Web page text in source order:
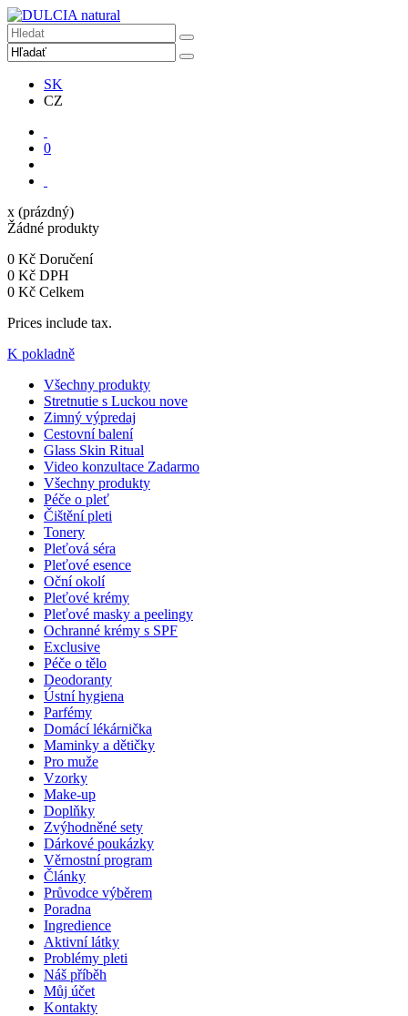
SK
CZ
0
x (prázdný)
Žádné produkty
0 Kč Doručení
0 Kč DPH
0 Kč Celkem
Prices include tax.
K pokladně
Všechny produkty
Stretnutie s Luckou nove
Zimný výpredaj
Cestovní balení
Glass Skin Ritual
Video konzultace Zadarmo
Všechny produkty
Péče o pleť
Čištění pleti
Tonery
Pleťová séra
Pleťové esence
Oční okolí
Pleťové krémy
Pleťové masky a peelingy
Ochranné krémy s SPF
Exclusive
Péče o tělo
Deodoranty
Ústní hygiena
Parfémy
Domácí lékárnička
Maminky a dětičky
Pro muže
Vzorky
Make-up
Doplňky
Zvýhodněné sety
Dárkové poukázky
Věrnostní program
Články
Průvodce výběrem
Poradna
Ingredience
Aktivní látky
Problémy pleti
Náš příběh
Můj účet
Kontakty